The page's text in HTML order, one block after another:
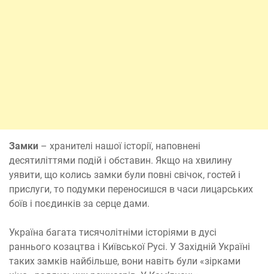
Замки – хранителі нашої історії, наповнені
десятиліттями подій і обставин. Якщо на хвилину
уявити, що колись замки були повні свічок, гостей і
прислуги, то подумки переносишся в часи лицарських
боїв і поєдинків за серце дами.
Україна багата тисячолітніми історіями в дусі
раннього козацтва і Київської Русі. У Західній Україні
таких замків найбільше, вони навіть були «зірками